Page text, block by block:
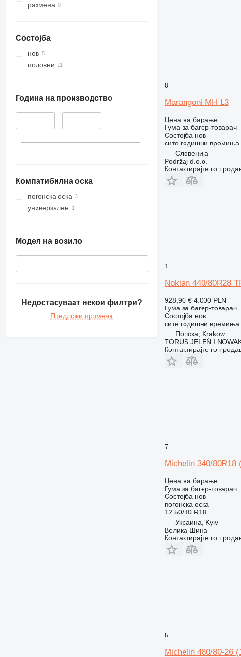
размена
Состојба
нов
половни
Година на производство
–
Компатибилна оска
погонска оска
универзален
Модел на возило
Недостасуваат некои филтри?
Предложи промена
8
Marangoni MH L3
Цена на барање
Гума за багер-товарач
Состојба нов
сите годишни времиња
Словенија
Podržaj d.o.o.
Контактирајте го
1
Nokian 440/80R28
928,90 € 4.000 PLN
Гума за багер-товарач
Состојба нов
сите годишни времиња
Полска, Krakow
TORUS JELEŃ I
Контактирајте го
7
Michelin 340/80R18
Цена на барање
Гума за багер-товарач
Состојба нов
погонска оска
12.50/80 R18
Украина, Kyiv
Велика Шина
Контактирајте го
5
Michelin 480/80-26